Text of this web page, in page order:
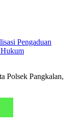
Pengaduan
Polsek Pangkalan,